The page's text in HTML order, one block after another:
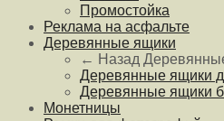
Промостойка
Реклама на асфальте
Деревянные ящики
← Назад
Деревянные ящики
Деревянные ящики
Монетницы